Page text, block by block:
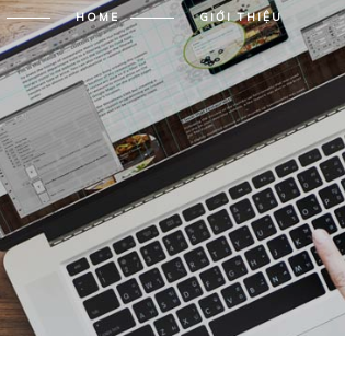
HOME GIỚI THIỆU